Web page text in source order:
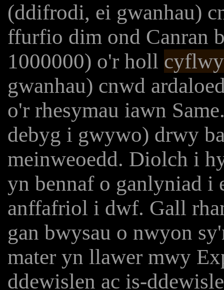
(ddifrodi, ei gwanhau)
ffurfio dim ond Canran
1000000) o'r holl
gwanhau) cnwd
o'r rhesymau iawn
debyg i gwywo) drwy
meinweoedd. Diolch i
yn bennaf o ganlyniad i
anffafriol i dwf. Gall
gan bwysau o nwyon
mater yn llawer mwy
ddewislen ac is-